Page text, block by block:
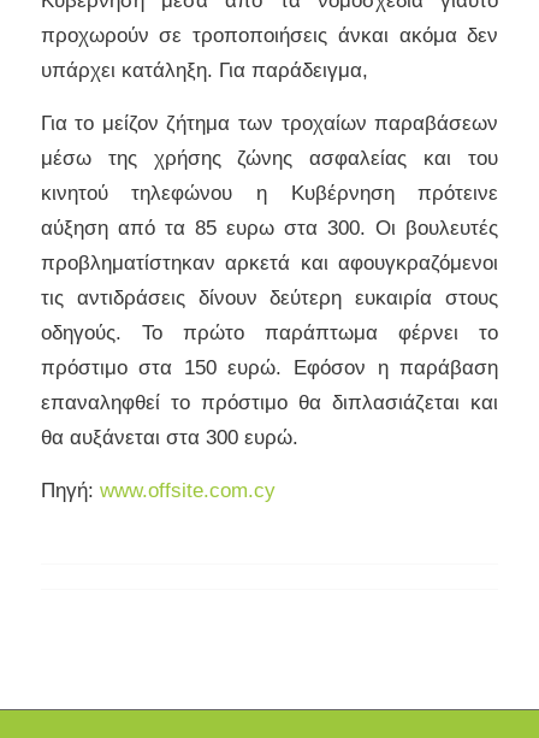
προχωρούν σε τροποποιήσεις άνκαι ακόμα δεν
υπάρχει κατάληξη. Για παράδειγμα,
Για το μείζον ζήτημα των τροχαίων παραβάσεων
μέσω της χρήσης ζώνης ασφαλείας και του
κινητού τηλεφώνου η Κυβέρνηση πρότεινε
αύξηση από τα 85 ευρω στα 300. Οι βουλευτές
προβληματίστηκαν αρκετά και αφουγκραζόμενοι
τις αντιδράσεις δίνουν δεύτερη ευκαιρία στους
οδηγούς. Το πρώτο παράπτωμα φέρνει το
πρόστιμο στα 150 ευρώ. Εφόσον η παράβαση
επαναληφθεί το πρόστιμο θα διπλασιάζεται και
θα αυξάνεται στα 300 ευρώ.
Πηγή: www.offsite.com.cy